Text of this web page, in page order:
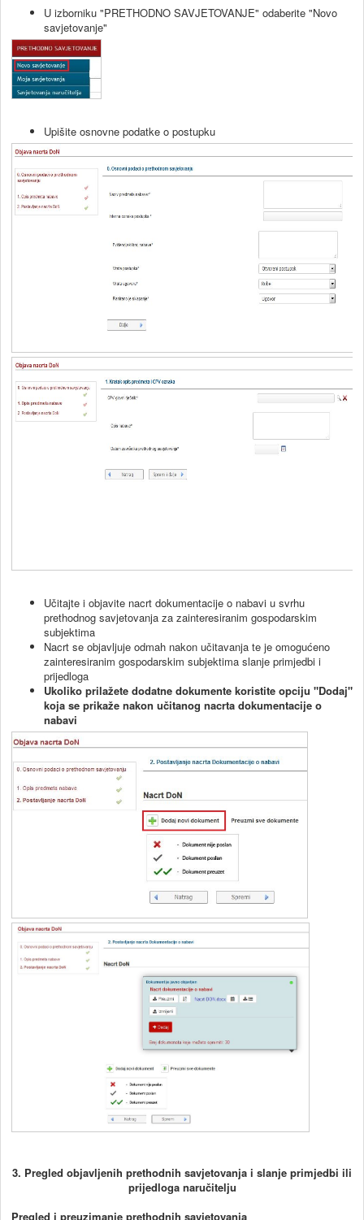
U izborniku "PRETHODNO SAVJETOVANJE" odaberite "Novo
savjetovanje"
Upišite osnovne podatke o postupku
Učitajte i objavite nacrt dokumentacije o nabavi u svrhu
prethodnog savjetovanja za zainteresiranim gospodarskim
subjektima
Nacrt se objavljuje odmah nakon učitavanja te je omogućeno
zainteresiranim gospodarskim subjektima slanje primjedbi i
prijedloga
Ukoliko prilažete dodatne dokumente koristite opciju "Dodaj"
koja se prikaže nakon učitanog nacrta dokumentacije o
nabavi
3. Pregled objavljenih prethodnih savjetovanja i slanje primjedbi ili
prijedloga naručitelju
Pregled i preuzimanje prethodnih savjetovanja